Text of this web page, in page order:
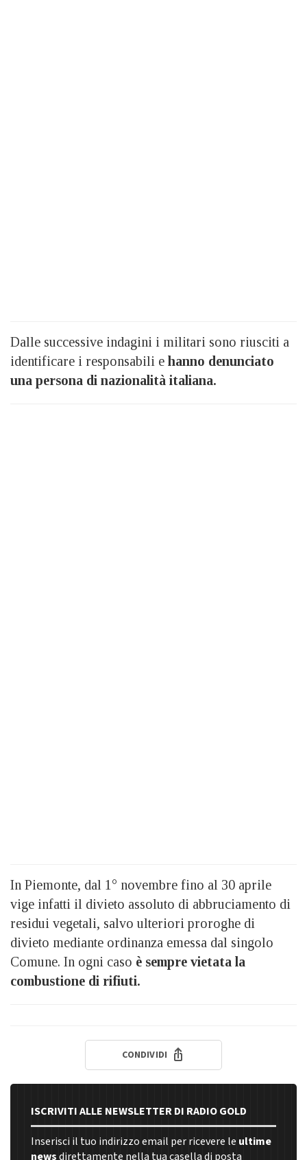
Dalle successive indagini i militari sono riusciti a
identificare i responsabili e hanno denunciato
una persona di nazionalità italiana.
In Piemonte, dal 1° novembre fino al 30 aprile
vige infatti il divieto assoluto di abbruciamento di
residui vegetali, salvo ulteriori proroghe di
divieto mediante ordinanza emessa dal singolo
Comune. In ogni caso è sempre vietata la
combustione di rifiuti.
CONDIVIDI
ISCRIVITI ALLE NEWSLETTER DI RADIO GOLD
Inserisci il tuo indirizzo email per ricevere le ultime
newsdirettamente nella tua casella di posta